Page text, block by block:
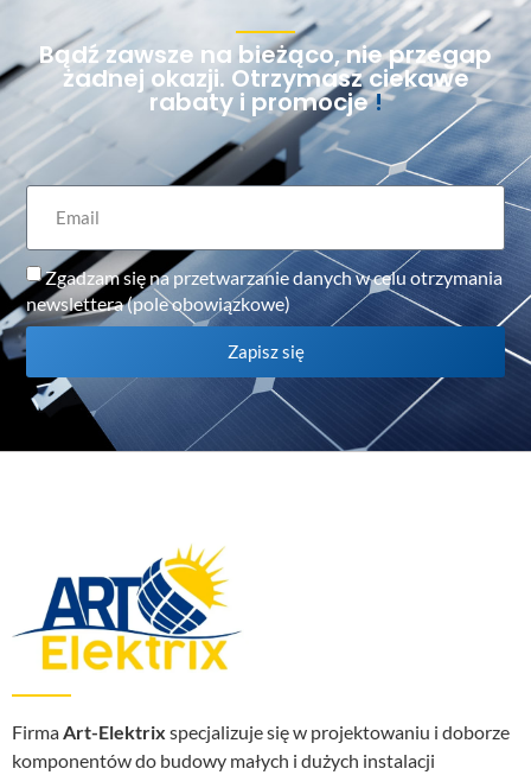
Bądź zawsze na bieżąco, nie przegap
żadnej okazji. Otrzymasz ciekawe
rabaty i promocje!
Zgadzam się na przetwarzanie danych w celu otrzymania
newslettera (pole obowiązkowe)
Zapisz się
FirmaArt-Elektrix specjalizuje się w projektowaniu i doborze
komponentów do budowy małych i dużych instalacji